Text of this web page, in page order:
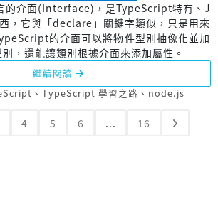
的介面(Interface)，是TypeScript特有、J
，它與「declare」關鍵字類似，只是用來
的介面可以將物件型別抽像化並加
，還能讓類別根據介面來添加屬性。
繼續閱讀
、 TypeScript 學習之路 、 node.js
4 5 6 ... 16